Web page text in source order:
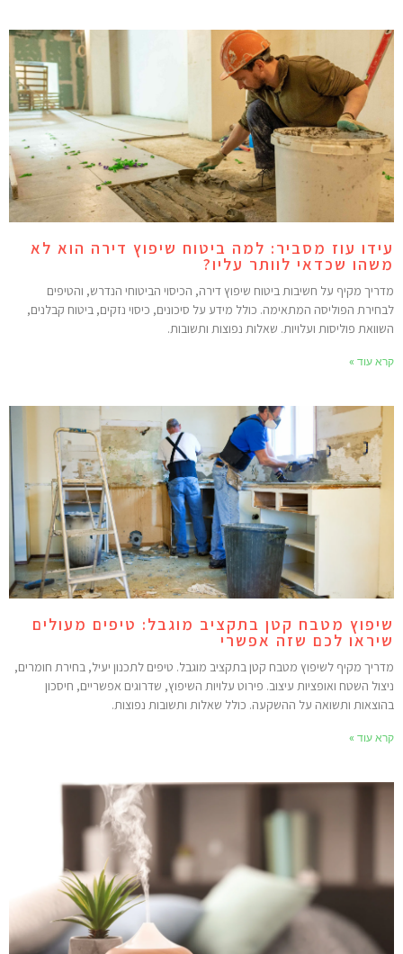
עוז מסביר: למה ביטוח שיפוץ דירה הוא לא
שכדאי לוותר עליו?
מקיף על חשיבות ביטוח שיפוץ דירה, הכיסוי הביטוחי הנדרש, והטיפים
הפוליסה המתאימה. כולל מידע על סיכונים, כיסוי נזקים, ביטוח קבלנים,
פוליסות ועלויות. שאלות נפוצות ותשובות.
עוד »
מטבח קטן בתקציב מוגבל: טיפים מעולים
לכם שזה אפשרי
מקיף לשיפוץ מטבח קטן בתקציב מוגבל. טיפים לתכנון יעיל, בחירת חומרים,
השטח ואופציות עיצוב. פירוט עלויות השיפוץ, שדרוגים אפשריים, חיסכון
ותשואה על ההשקעה. כולל שאלות ותשובות נפוצות.
עוד »